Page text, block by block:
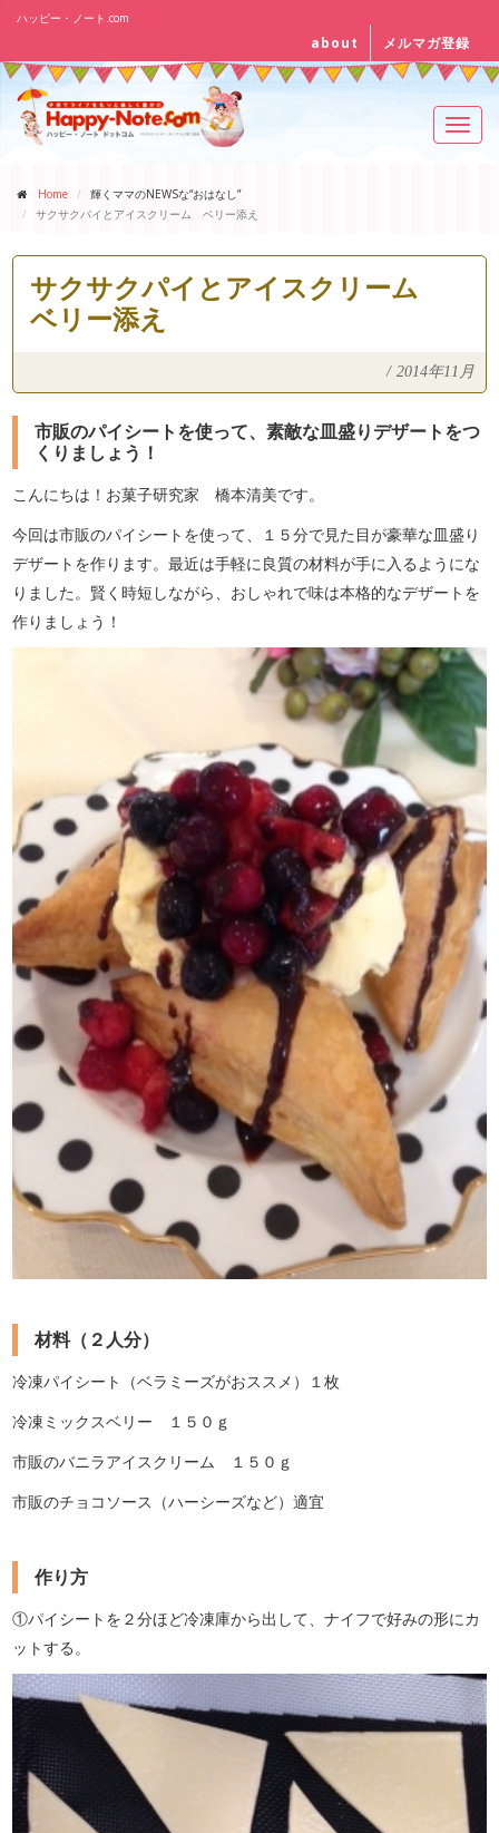
ハッピー・ノート.com
about メルマガ登録
Home
輝くママのNEWSな“おはなし”
サクサクパイとアイスクリーム ベリー添え
サクサクパイとアイスクリーム
ベリー添え
/ 2014年11月
市販のパイシートを使って、素敵な皿盛りデザートをつ
くりましょう！
こんにちは！お菓子研究家 橋本清美です。
今回は市販のパイシートを使って、１５分で見た目が豪華な皿盛り
デザートを作ります。最近は手軽に良質の材料が手に入るようにな
りました。賢く時短しながら、おしゃれで味は本格的なデザートを
作りましょう！
材料（２人分）
冷凍パイシート（ベラミーズがおススメ）１枚
冷凍ミックスベリー １５０ｇ
市販のバニラアイスクリーム １５０ｇ
市販のチョコソース（ハーシーズなど）適宜
作り方
①パイシートを２分ほど冷凍庫から出して、ナイフで好みの形にカ
ットする。